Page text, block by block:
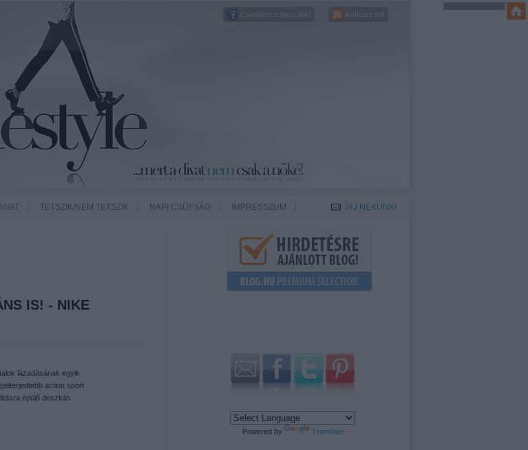
Csatlakozz hozzánk! Iratkozz fel!
TETSZIK/NEM TETSZIK NAPI CSÚFSÁG IMPRESSZUM ÍRJ NEKÜNK!
IS! - NIKE
lázadásának egyik
action sport
épülő deszkás
Powered by Translate